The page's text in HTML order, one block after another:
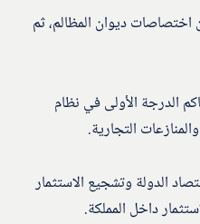
اختصاصات ديوان المظالم، ثم
الدرجة الأولى في نظام
التجارية.
الدولة وتشجيع الاستثمار
داخل المملكة.